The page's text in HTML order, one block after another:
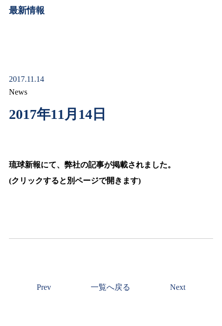
最新情報
2017.11.14
News
2017年11月14日
琉球新報にて、弊社の記事が掲載されました。
(クリックすると別ページで開きます)
Prev 一覧へ戻る Next